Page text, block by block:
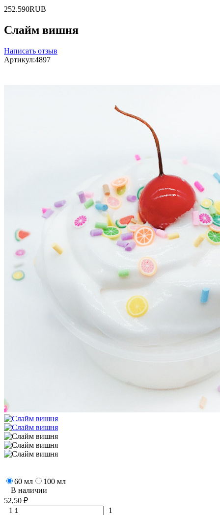
252.590RUB
Слайм вишня
Написать отзыв
Артикул:4897
60 мл
100 мл
В наличии
52,50 ₽
1
1